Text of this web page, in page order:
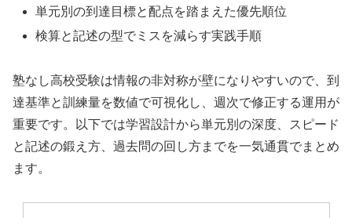
単元別の到達目標と配点を踏まえた優先順位
検算と記述の型でミスを減らす実践手順
塾なし高校受験は情報の非対称が壁になりやすいので、到
達基準と訓練量を数値で可視化し、週次で修正する運用が
重要です。以下では学習設計から単元別の深度、スピード
と記述の鍛え方、過去問の回し方までを一気通貫でまとめ
ます。